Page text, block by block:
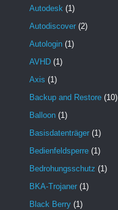
Autodesk (1)
Autodiscover (2)
Autologin (1)
AVHD (1)
Axis (1)
Backup and Restore (10)
Balloon (1)
Basisdatenträger (1)
Bedienfeldsperre (1)
Bedrohungsschutz (1)
BKA-Trojaner (1)
Black Berry (1)